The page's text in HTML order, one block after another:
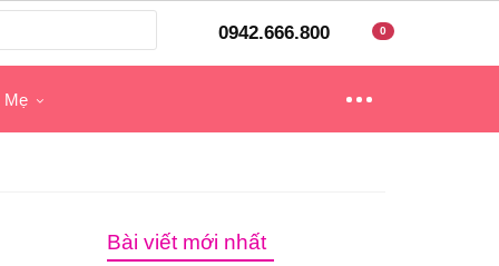
0942.666.800 0
Mẹ
Bài viết mới nhất